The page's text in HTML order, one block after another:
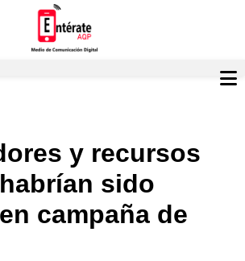
y recursos
sido
campaña de